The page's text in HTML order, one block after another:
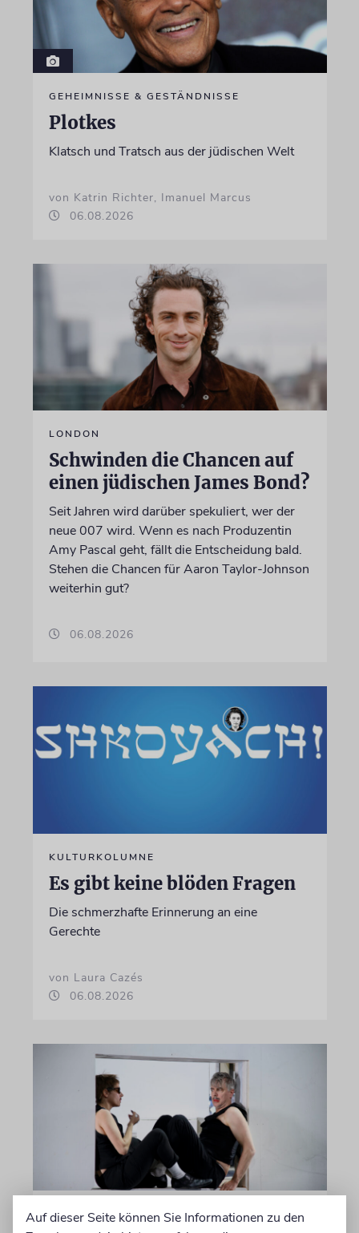
GEHEIMNISSE & GESTÄNDNISSE
Plotkes
Klatsch und Tratsch aus der jüdischen Welt
von Katrin Richter, Imanuel Marcus
06.08.2026
LONDON
Schwinden die Chancen auf
einen jüdischen James Bond?
Seit Jahren wird darüber spekuliert, wer der
neue 007 wird. Wenn es nach Produzentin
Amy Pascal geht, fällt die Entscheidung bald.
Stehen die Chancen für Aaron Taylor-Johnson
weiterhin gut?
06.08.2026
KULTURKOLUMNE
Es gibt keine blöden Fragen
Die schmerzhafte Erinnerung an eine
Gerechte
von Laura Cazés
06.08.2026
THEATER
Auf dieser Seite können Sie Informationen zu den